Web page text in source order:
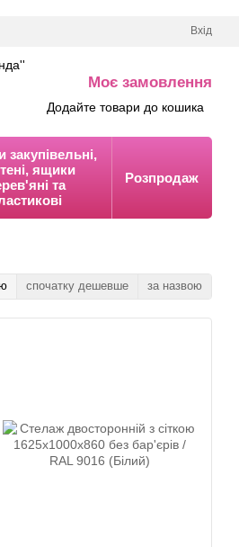
Вхід
Моє замовлення
Додайте товари до кошика
закупівельні,
ящики
та
Розпродаж
спочатку дешевше за назвою